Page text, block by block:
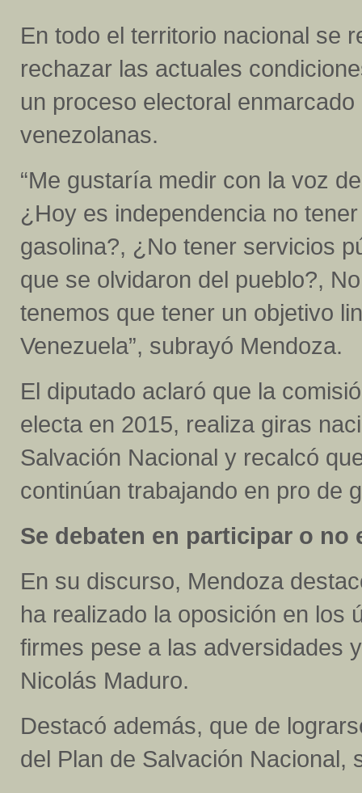
En todo el territorio nacional se
rechazar las actuales
un proceso electoral
venezolanas.
“Me gustaría medir con la voz
¿Hoy es independencia no
gasolina?, ¿No tener servicios
que se olvidaron del pueblo?,
tenemos que tener un objetivo
Venezuela”, subrayó Mendoza.
El diputado aclaró que la
electa en 2015, realiza giras
Salvación Nacional y recalcó
continúan trabajando en pro de
Se debaten en participar o no
En su discurso, Mendoza
ha realizado la oposición en los
firmes pese a las adversidades
Nicolás Maduro.
Destacó además, que de
del Plan de Salvación Nacional,